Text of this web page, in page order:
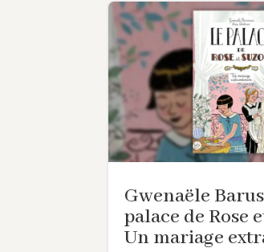
Gwenaële
palace de Rose
Un mariage